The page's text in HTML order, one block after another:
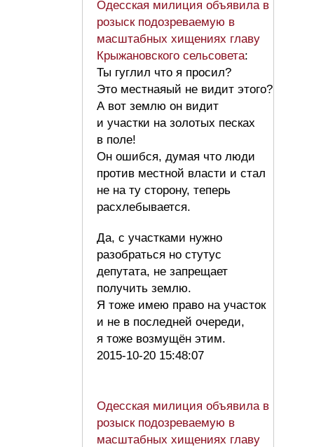
Одесская милиция объявила в
розыск подозреваемую в
масштабных хищениях главу
Крыжановского сельсовета:
Ты гуглил что я просил?
Это местнаяый не видит этого?
А вот землю он видит
и участки на золотых песках
в поле!
Он ошибся, думая что люди
против местной власти и стал
не на ту сторону, теперь
расхлебывается.
Да, с участками нужно
разобраться но стутус
депутата, не запрещает
получить землю.
Я тоже имею право на участок
и не в последней очереди,
я тоже возмущён этим.
2015-10-20 15:48:07
Одесская милиция объявила в
розыск подозреваемую в
масштабных хищениях главу